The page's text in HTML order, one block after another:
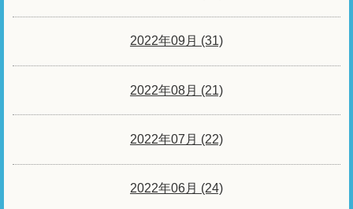
2022年09月 (31)
2022年08月 (21)
2022年07月 (22)
2022年06月 (24)